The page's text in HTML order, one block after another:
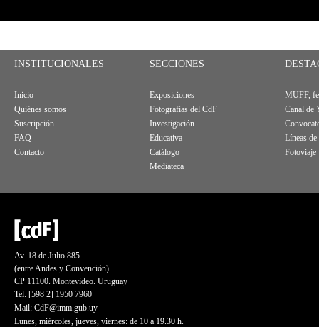
INSTITUCIONALES SECCIONES
Inicio
Quiénes somos
Suscripción
FAQ
Contacto
Exposiciones
Fotografías del CdF
Investigación
Educativa
Catálogo
Mediateca
MUFF,
Canal de
Líneas
Fotoviaje
Av. 18 de Julio 885
(entre Andes y Convención)
CP 11100. Montevideo. Uruguay
Tel: [598 2] 1950 7960
Mail: CdF@imm.gub.uy
Lunes, miércoles, jueves, viernes: de 10 a 19.30 h.